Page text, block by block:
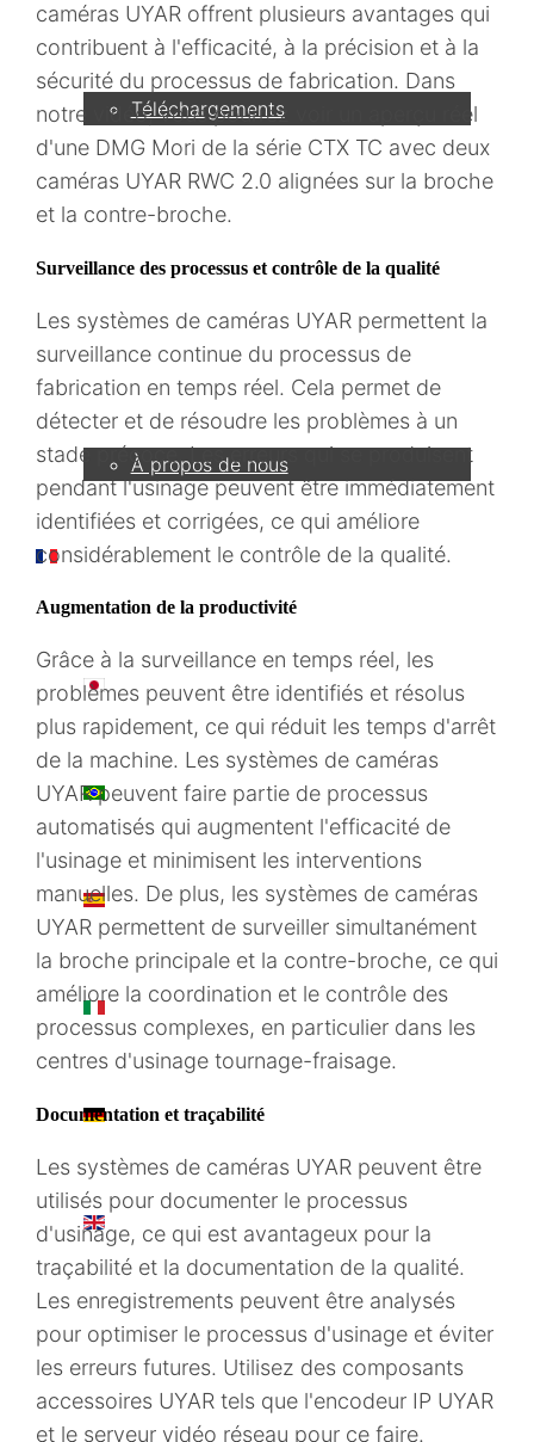
Service
Téléchargements
Partenaire
Entreprise
À propos de nous
FR
日本語
PT
ES
IT
DE
EN
caméras UYAR offrent plusieurs avantages qui
contribuent à l'efficacité, à la précision et à la
sécurité du processus de fabrication. Dans
notre vidéo, vous pourrez voir un aperçu réel
d'une DMG Mori de la série CTX TC avec deux
caméras UYAR RWC 2.0 alignées sur la broche
et la contre-broche.
Surveillance des processus et contrôle de la qualité
Les systèmes de caméras UYAR permettent la
surveillance continue du processus de
fabrication en temps réel. Cela permet de
détecter et de résoudre les problèmes à un
stade précoce. Les erreurs qui se produisent
pendant l'usinage peuvent être immédiatement
identifiées et corrigées, ce qui améliore
considérablement le contrôle de la qualité.
Augmentation de la productivité
Grâce à la surveillance en temps réel, les
problèmes peuvent être identifiés et résolus
plus rapidement, ce qui réduit les temps d'arrêt
de la machine. Les systèmes de caméras
UYAR peuvent faire partie de processus
automatisés qui augmentent l'efficacité de
l'usinage et minimisent les interventions
manuelles. De plus, les systèmes de caméras
UYAR permettent de surveiller simultanément
la broche principale et la contre-broche, ce qui
améliore la coordination et le contrôle des
processus complexes, en particulier dans les
centres d'usinage tournage-fraisage.
Documentation et traçabilité
Les systèmes de caméras UYAR peuvent être
utilisés pour documenter le processus
d'usinage, ce qui est avantageux pour la
traçabilité et la documentation de la qualité.
Les enregistrements peuvent être analysés
pour optimiser le processus d'usinage et éviter
les erreurs futures. Utilisez des composants
accessoires UYAR tels que l'encodeur IP UYAR
et le serveur vidéo réseau pour ce faire.